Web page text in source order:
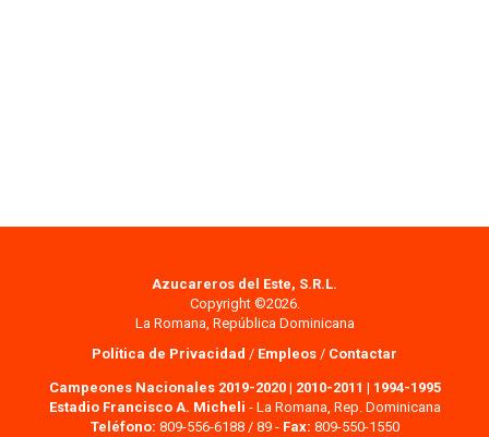
Azucareros del Este, S.R.L.
Copyright ©2026.
La Romana, República Dominicana
Política de Privacidad / Empleos / Contactar
Campeones Nacionales 2019-2020| 2010-2011 | 1994-1995
Estadio Francisco A. Micheli - La Romana, Rep. Dominicana
Teléfono: 809-556-6188 / 89 - Fax: 809-550-1550